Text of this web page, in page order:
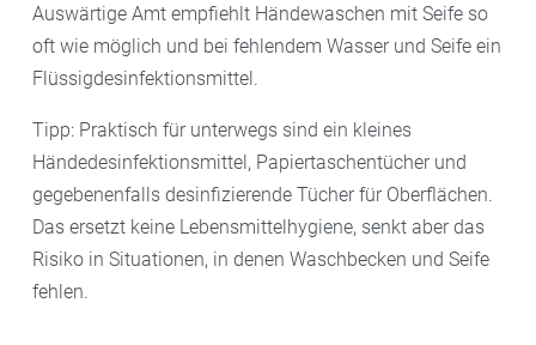
Auswärtige Amt empfiehlt Händewaschen mit Seife so
oft wie möglich und bei fehlendem Wasser und Seife ein
Flüssigdesinfektionsmittel.
Tipp: Praktisch für unterwegs sind ein kleines
Händedesinfektionsmittel, Papiertaschentücher und
gegebenenfalls desinfizierende Tücher für Oberflächen.
Das ersetzt keine Lebensmittelhygiene, senkt aber das
Risiko in Situationen, in denen Waschbecken und Seife
fehlen.